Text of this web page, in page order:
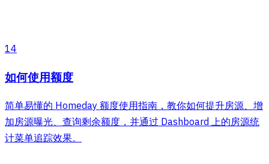
14
如何使用额度
简单易懂的 Homeday 额度使用指南，教你如何提升房源、增
加房源曝光、查询剩余额度，并通过 Dashboard 上的房源统
计菜单追踪效果。